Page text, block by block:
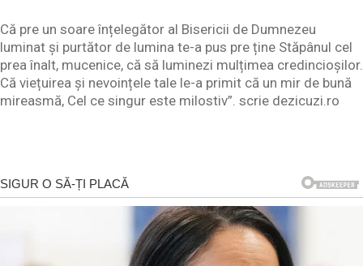
Că pre un soare înțelegător al Bisericii de Dumnezeu
luminat și purtător de lumina te-a pus pre ține Stăpânul cel
prea înalt, mucenice, că să luminezi mulțimea credincioșilor.
Că viețuirea și nevoințele tale le-a primit că un mir de bună
mireasmă, Cel ce singur este milostiv”. scrie dezicuzi.ro